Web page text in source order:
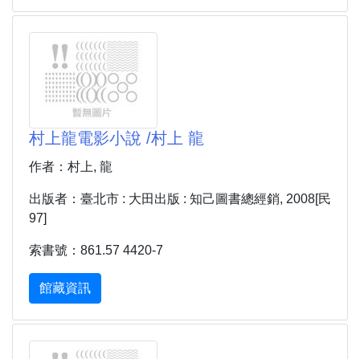
村上龍電影小說 /村上 龍
作者：村上, 龍
出版者：臺北市 : 大田出版 : 知己圖書總經銷, 2008[民
97]
索書號：861.57 4420-7
館藏資訊